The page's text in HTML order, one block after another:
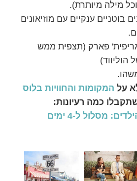
מילה מיותרת).
בוטניים ענקיים עם מוזיאונים
פארק (תצפית ממש
על המקומות והחוויות בלוס
כמה רעיונות:
מסלול ל-4 ימים